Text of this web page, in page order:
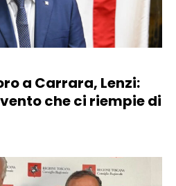
a Carrara, Lenzi:
che ci riempie di